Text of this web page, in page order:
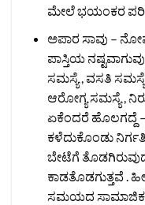
ಮೇಲೆ ಭಯಂಕರ
ಅಪಾರ ಸಾವು –
ಪಾಸ್ತಿಯ
ಸಮಸ್ಯೆ , ವಸತಿ
ಆರೋಗ್ಯ ಸಮಸ್ಯೆ ,
ಏಕೆಂದರೆ ಹೊಲಗದ್ದೆ
ಕಳೆದುಕೊಂಡು
ಬೇಟೆಗೆ
ಕಾಡತೊಡಗುತ್ತವೆ .
ಸಮಯದ ಸಾಮಾಜಿಕ